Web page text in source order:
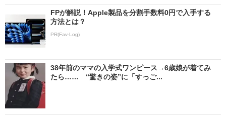
FPが解説！Apple製品を分割手数料0円で入手する
方法とは？
PR(Fav-Log)
38年前のママの入学式ワンピース→6歳娘が着てみ
たら…… “驚きの姿”に「すっご...